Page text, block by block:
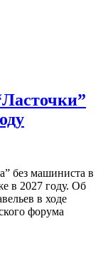
без машиниста в
в 2027 году. Об
в ходе
форума